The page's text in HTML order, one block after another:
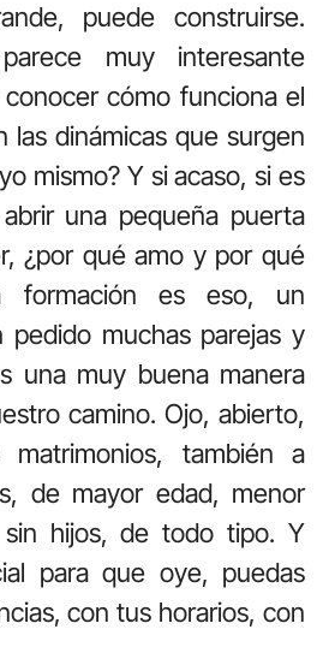
puede construirse.
muy interesante
cómo funciona el
las dinámicas que surgen
mismo? Y si acaso, si es
una pequeña puerta
¿por qué amo y por qué
formación es eso, un
pedido muchas parejas y
una muy buena manera
camino. Ojo, abierto,
también a
de mayor edad, menor
hijos, de todo tipo. Y
para que oye, puedas
con tus horarios, con